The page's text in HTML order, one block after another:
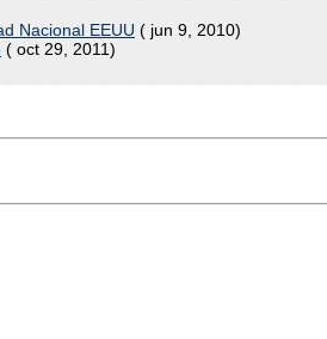
Nacional EEUU ( jun 9, 2010)
( oct 29, 2011)